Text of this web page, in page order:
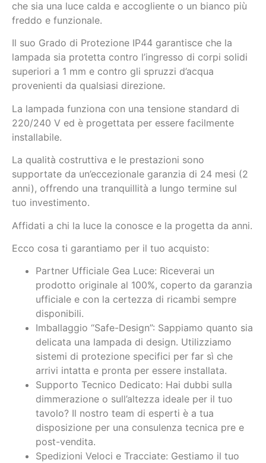
che sia una luce calda e accogliente o un bianco più
freddo e funzionale.
Il suo Grado di Protezione IP44 garantisce che la
lampada sia protetta contro l’ingresso di corpi solidi
superiori a 1 mm e contro gli spruzzi d’acqua
provenienti da qualsiasi direzione.
La lampada funziona con una tensione standard di
220/240 V ed è progettata per essere facilmente
installabile.
La qualità costruttiva e le prestazioni sono
supportate da un’eccezionale garanzia di 24 mesi (2
anni), offrendo una tranquillità a lungo termine sul
tuo investimento.
Affidati a chi la luce la conosce e la progetta da anni.
Ecco cosa ti garantiamo per il tuo acquisto:
Partner Ufficiale Gea Luce: Riceverai un
prodotto originale al 100%, coperto da garanzia
ufficiale e con la certezza di ricambi sempre
disponibili.
Imballaggio “Safe-Design”: Sappiamo quanto sia
delicata una lampada di design. Utilizziamo
sistemi di protezione specifici per far sì che
arrivi intatta e pronta per essere installata.
Supporto Tecnico Dedicato: Hai dubbi sulla
dimmerazione o sull’altezza ideale per il tuo
tavolo? Il nostro team di esperti è a tua
disposizione per una consulenza tecnica pre e
post-vendita.
Spedizioni Veloci e Tracciate: Gestiamo il tuo